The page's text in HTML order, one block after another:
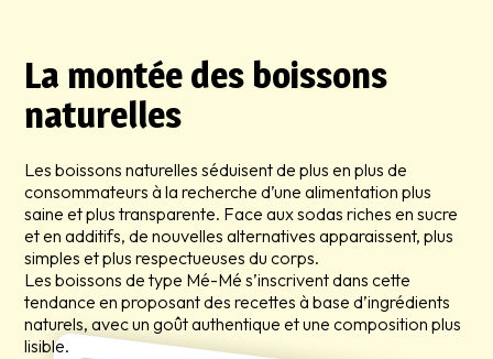
La montée des boissons
naturelles
Les boissons naturelles séduisent de plus en plus de
consommateurs à la recherche d’une alimentation plus
saine et plus transparente. Face aux sodas riches en sucre
et en additifs, de nouvelles alternatives apparaissent, plus
simples et plus respectueuses du corps.
Les boissons de type Mé-Mé s’inscrivent dans cette
tendance en proposant des recettes à base d’ingrédients
naturels, avec un goût authentique et une composition plus
lisible.